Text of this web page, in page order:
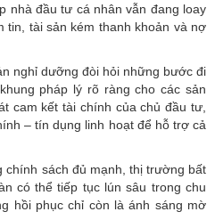
nhà đầu tư cá nhân vẫn đang loay
tin, tài sản kém thanh khoản và nợ
nghỉ dưỡng đòi hỏi những bước đi
pháp lý rõ ràng cho các sản
cam kết tài chính của chủ đầu tư,
– tín dụng linh hoạt để hỗ trợ cả
chính sách đủ mạnh, thị trường bất
có thể tiếp tục lún sâu trong chu
hồi phục chỉ còn là ánh sáng mờ